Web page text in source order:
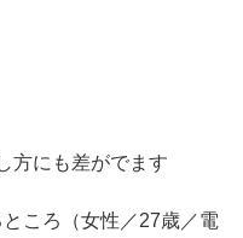
方にも差がでます
ころ（女性／27歳／電